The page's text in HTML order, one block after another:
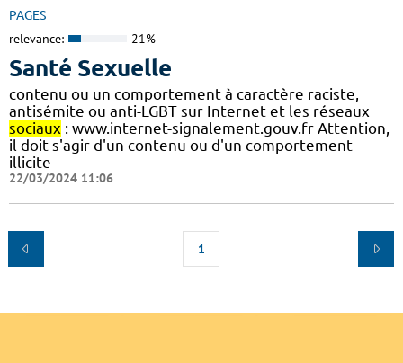
PAGES
relevance: 21%
Santé Sexuelle
contenu ou un comportement à caractère raciste,
antisémite ou anti-LGBT sur Internet et les réseaux
sociaux : www.internet-signalement.gouv.fr Attention,
il doit s'agir d'un contenu ou d'un comportement
illicite
22/03/2024 11:06
1